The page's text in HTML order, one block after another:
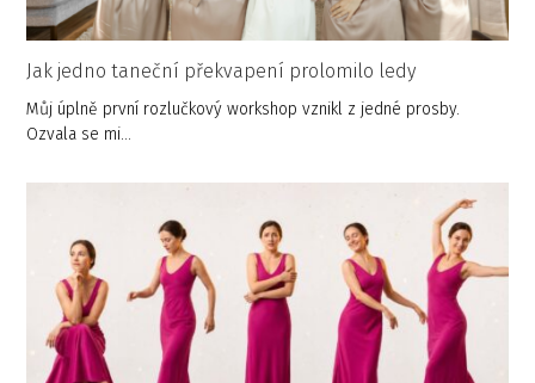
Jak jedno taneční překvapení prolomilo ledy
Můj úplně první rozlučkový workshop vznikl z jedné prosby.
Ozvala se mi…